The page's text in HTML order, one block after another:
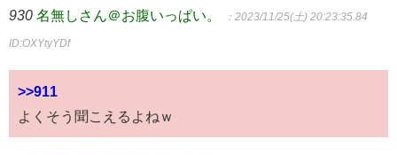
930 名無しさん＠お腹いっぱい。 ：2023/11/25(土) 20:23:35.84
ID:OXYtyYDf
>>911
よくそう聞こえるよねｗ